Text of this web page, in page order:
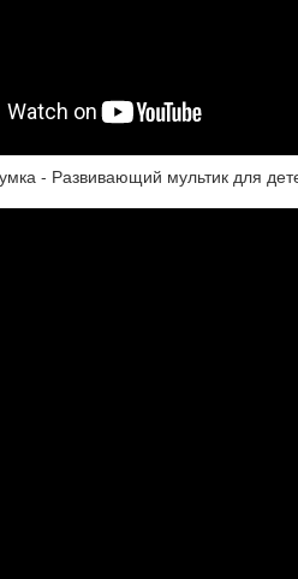
- Развивающий мультик для